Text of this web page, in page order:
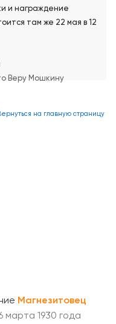
на главную страницу
и награждение
там же 22 мая в 12
Веру Мошкину
Магнезитовец
марта 1930 года